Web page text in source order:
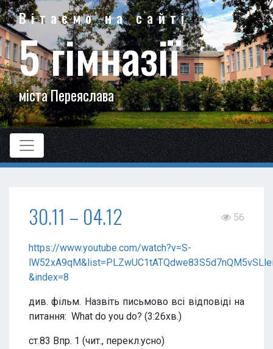
Вітаємо на сайті
5 гімназії
міста Переяслава
30.11 – 04.12 56
https://www.youtube.com/watch?v=S-
&index=8
див. фільм. Назвіть письмово всі відповіді на
питання: What do you do? (3:26хв.)
ст.83 Впр. 1 (чит., перекл.усно)